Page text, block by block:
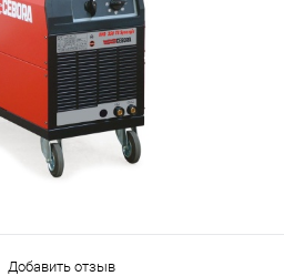
Добавить отзыв